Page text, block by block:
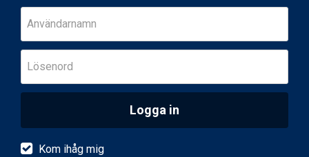
Användarnamn
Lösenord
Logga in
Kom ihåg mig